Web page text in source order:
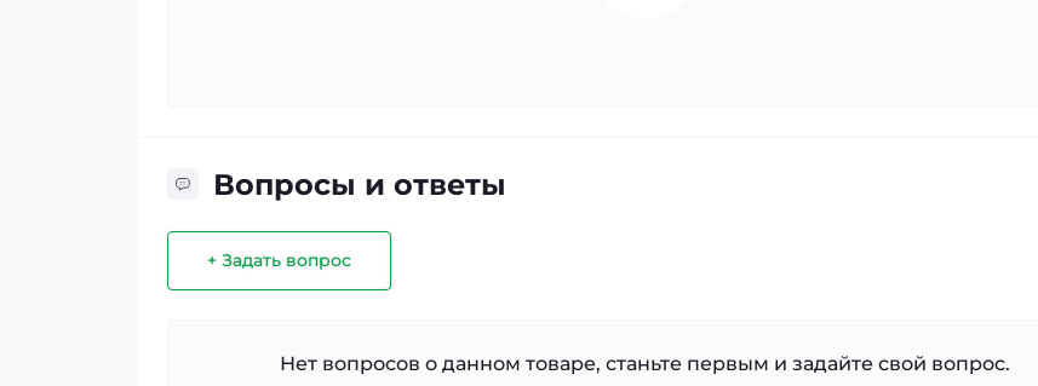
Вопросы и ответы
+ Задать вопрос
Нет вопросов о данном товаре, станьте первым и задайте свой вопрос.